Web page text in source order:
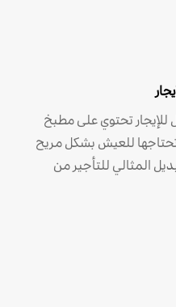
تحتوي على مطبخ
للعيش بشكل مريح
المثالي للتأجير من